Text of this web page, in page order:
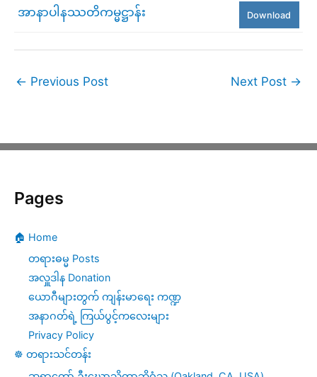
အာနာပါနဿတိကမ္မဋ္ဌာန်း Download
← Previous Post Next Post →
Pages
🏠 Home
တရားဓမ္မ Posts
အလှူဒါန Donation
ယောဂီများတွက် ကျန်းမာရေး ကဏ္ဍ
အနာဂတ်ရဲ့ ကြယ်ပွင့်ကလေးများ
Privacy Policy
☸️ တရားသင်တန်း